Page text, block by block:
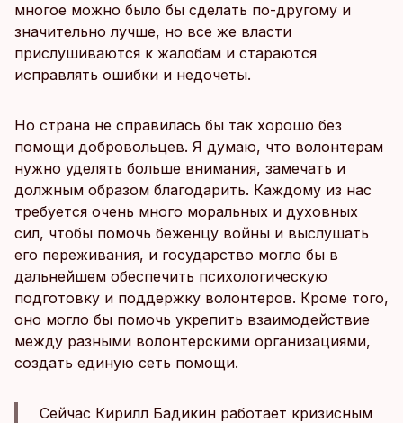
многое можно было бы сделать по-другому и
значительно лучше, но все же власти
прислушиваются к жалобам и стараются
исправлять ошибки и недочеты.
Но страна не справилась бы так хорошо без
помощи добровольцев. Я думаю, что волонтерам
нужно уделять больше внимания, замечать и
должным образом благодарить. Каждому из нас
требуется очень много моральных и духовных
сил, чтобы помочь беженцу войны и выслушать
его переживания, и государство могло бы в
дальнейшем обеспечить психологическую
подготовку и поддержку волонтеров. Кроме того,
оно могло бы помочь укрепить взаимодействие
между разными волонтерскими организациями,
создать единую сеть помощи.
Сейчас Кирилл Бадикин работает кризисным